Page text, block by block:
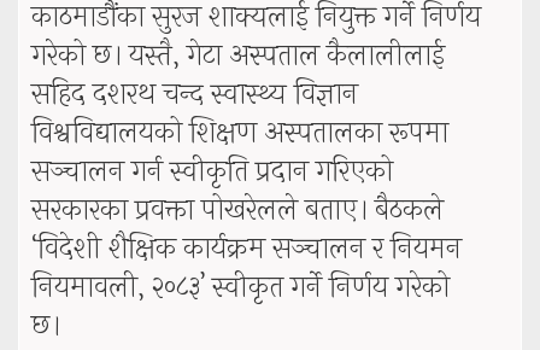
काठमाडौंका सुरज शाक्यलाई नियुक्त गर्ने निर्णय
गरेको छ। यस्तै, गेटा अस्पताल कैलालीलाई
सहिद दशरथ चन्द स्वास्थ्य विज्ञान
विश्वविद्यालयको शिक्षण अस्पतालका रूपमा
सञ्चालन गर्न स्वीकृति प्रदान गरिएको
सरकारका प्रवक्ता पोखरेलले बताए। बैठकले
‘विदेशी शैक्षिक कार्यक्रम सञ्चालन र नियमन
नियमावली, २०८३’ स्वीकृत गर्ने निर्णय गरेको
छ।